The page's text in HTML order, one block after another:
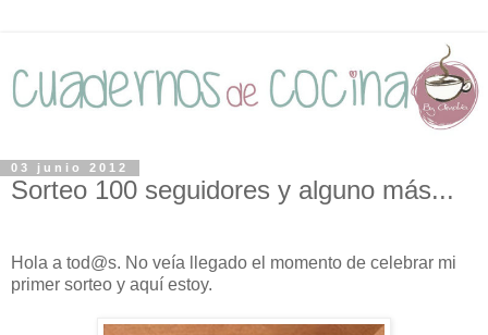
03 junio 2012
Sorteo 100 seguidores y alguno más...
Hola a tod@s. No veía llegado el momento de celebrar mi
primer sorteo y aquí estoy.